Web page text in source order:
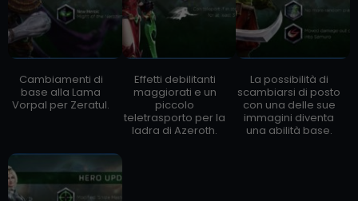
Cambiamenti di
base alla Lama
Vorpal per Zeratul.
Effetti debilitanti
maggiorati e un
piccolo
teletrasporto per la
ladra di Azeroth.
La possibilità di
scambiarsi di posto
con una delle sue
immagini diventa
una abilità base.